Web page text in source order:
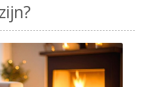
zijn?